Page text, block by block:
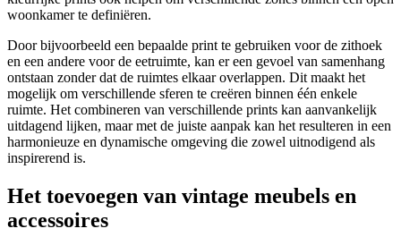
woonkamer te definiëren.
Door bijvoorbeeld een bepaalde print te gebruiken voor de zithoek
en een andere voor de eetruimte, kan er een gevoel van samenhang
ontstaan zonder dat de ruimtes elkaar overlappen. Dit maakt het
mogelijk om verschillende sferen te creëren binnen één enkele
ruimte. Het combineren van verschillende prints kan aanvankelijk
uitdagend lijken, maar met de juiste aanpak kan het resulteren in een
harmonieuze en dynamische omgeving die zowel uitnodigend als
inspirerend is.
Het toevoegen van vintage meubels en
accessoires